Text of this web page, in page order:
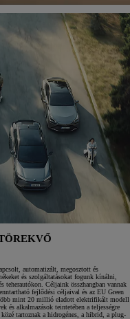
automatizált, megosztott és
és szolgáltatásokat fogunk kínálni,
teherautókon. Céljaink összhangban vannak
fejlődési céljaival és az EU Green
mint 20 millió eladott elektrifikált modell
és alkalmazások teintetében a teljességre
tartoznak a hidrogénes, a hibrid, a plug-